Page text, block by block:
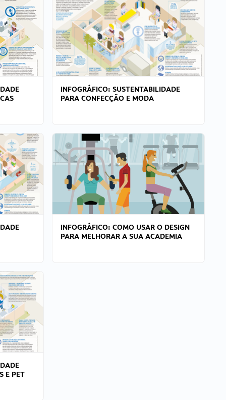
INFOGRÁFICO: SUSTENTABILIDADE
PARA CONFECÇÃO E MODA
INFOGRÁFICO: COMO USAR O DESIGN
PARA MELHORAR A SUA ACADEMIA
E PET